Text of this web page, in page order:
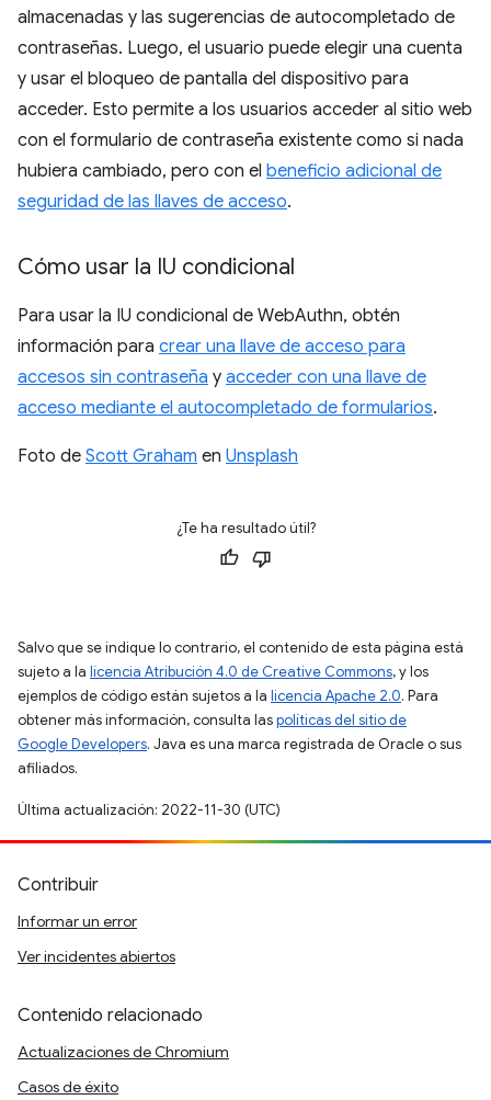
almacenadas y las sugerencias de autocompletado de
contraseñas. Luego, el usuario puede elegir una cuenta
y usar el bloqueo de pantalla del dispositivo para
acceder. Esto permite a los usuarios acceder al sitio web
con el formulario de contraseña existente como si nada
hubiera cambiado, pero con el beneficio adicional de
seguridad de las llaves de acceso.
Cómo usar la IU condicional
Para usar la IU condicional de WebAuthn, obtén
información para crear una llave de acceso para
accesos sin contraseña y acceder con una llave de
acceso mediante el autocompletado de formularios.
Foto de Scott Graham en Unsplash
¿Te ha resultado útil?
Salvo que se indique lo contrario, el contenido de esta página está
sujeto a la licencia Atribución 4.0 de Creative Commons, y los
ejemplos de código están sujetos a la licencia Apache 2.0. Para
obtener más información, consulta laspolíticas del sitio de
Google Developers. Java es una marca registrada de Oracle o sus
afiliados.
Última actualización: 2022-11-30 (UTC)
Contribuir
Informar un error
Ver incidentes abiertos
Contenido relacionado
Actualizaciones de Chromium
Casos de éxito